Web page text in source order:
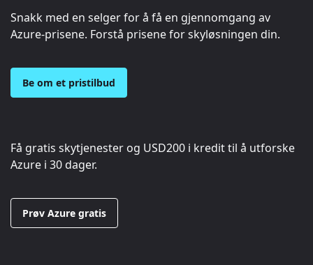
Snakk med en selger for å få en gjennomgang av
Azure-prisene. Forstå prisene for skyløsningen din.
Be om et pristilbud
Få gratis skytjenester og USD200 i kredit til å utforske
Azure i 30 dager.
Prøv Azure gratis